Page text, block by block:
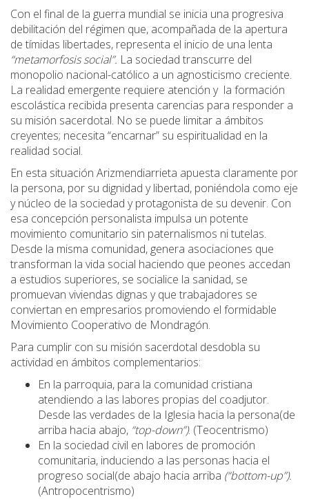
Con el final de la guerra mundial se inicia una progresiva
debilitación del régimen que, acompañada de la apertura
de tímidas libertades, representa el inicio de una lenta
“metamorfosis social”. La sociedad transcurre del
monopolio nacional-católico a un agnosticismo creciente.
La realidad emergente requiere atención y la formación
escolástica recibida presenta carencias para responder a
su misión sacerdotal. No se puede limitar a ámbitos
creyentes; necesita “encarnar” su espiritualidad en la
realidad social.
En esta situación Arizmendiarrieta apuesta claramente por
la persona, por su dignidad y libertad, poniéndola como eje
y núcleo de la sociedad y protagonista de su devenir. Con
esa concepción personalista impulsa un potente
movimiento comunitario sin paternalismos ni tutelas.
Desde la misma comunidad, genera asociaciones que
transforman la vida social haciendo que peones accedan
a estudios superiores, se socialice la sanidad, se
promuevan viviendas dignas y que trabajadores se
conviertan en empresarios promoviendo el formidable
Movimiento Cooperativo de Mondragón.
Para cumplir con su misión sacerdotal desdobla su
actividad en ámbitos complementarios:
En la parroquia, para la comunidad cristiana
atendiendo a las labores propias del coadjutor.
Desde las verdades de la Iglesia hacia la persona(de
arriba hacia abajo, “top-down”). (Teocentrismo)
En la sociedad civil en labores de promoción
comunitaria, induciendo a las personas hacia el
progreso social(de abajo hacia arriba (“bottom-up”).
(Antropocentrismo)